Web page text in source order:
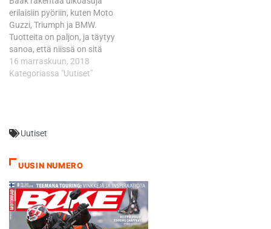
erilaisiin pyöriin, kuten Moto
Guzzi, Triumph ja BMW.
Tuotteita on paljon, ja täytyy
sanoa, että niissä on sitä
jotain. Kannattaa käydä
katsomassa heidän
Huomaa, ettei pätkää ole
minuutissa ja budjettiakin…
16 marraskuun, 2018
Kategoriassa "Uutiset"
Uutiset
UUSIN NUMERO